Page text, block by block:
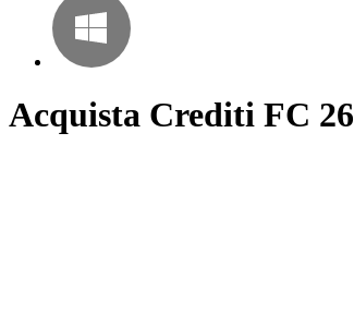
Acquista Crediti FC 26